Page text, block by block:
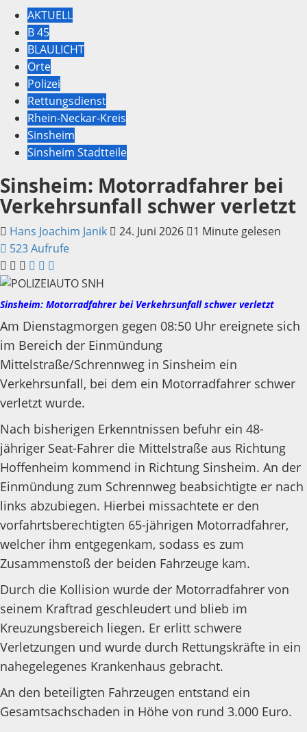
AKTUELL
B 45
BLAULICHT
Orte
Polizei
Rettungsdienst
Rhein-Neckar-Kreis
Sinsheim
Sinsheim Stadtteile
Sinsheim: Motorradfahrer bei
Verkehrsunfall schwer verletzt
Hans Joachim Janik 24. Juni 2026
1 Minute gelesen
523 Aufrufe
Sinsheim: Motorradfahrer bei Verkehrsunfall schwer verletzt
Am Dienstagmorgen gegen 08:50 Uhr ereignete sich
im Bereich der Einmündung
Mittelstraße/Schrennweg in Sinsheim ein
Verkehrsunfall, bei dem ein Motorradfahrer schwer
verletzt wurde.
Nach bisherigen Erkenntnissen befuhr ein 48-
jähriger Seat-Fahrer die Mittelstraße aus Richtung
Hoffenheim kommend in Richtung Sinsheim. An der
Einmündung zum Schrennweg beabsichtigte er nach
links abzubiegen. Hierbei missachtete er den
vorfahrtsberechtigten 65-jährigen Motorradfahrer,
welcher ihm entgegenkam, sodass es zum
Zusammenstoß der beiden Fahrzeuge kam.
Durch die Kollision wurde der Motorradfahrer von
seinem Kraftrad geschleudert und blieb im
Kreuzungsbereich liegen. Er erlitt schwere
Verletzungen und wurde durch Rettungskräfte in ein
nahegelegenes Krankenhaus gebracht.
An den beteiligten Fahrzeugen entstand ein
Gesamtsachschaden in Höhe von rund 3.000 Euro.